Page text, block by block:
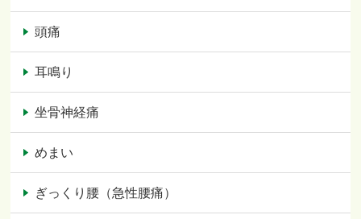
頭痛
耳鳴り
坐骨神経痛
めまい
ぎっくり腰（急性腰痛）